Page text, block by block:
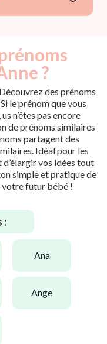
?
des prénoms
le prénom que vous
n’êtes pas encore
de prénoms similaires
partagent des
Idéal pour les
vos idées tout
simple et pratique de
futur bébé !
:
ana
ange